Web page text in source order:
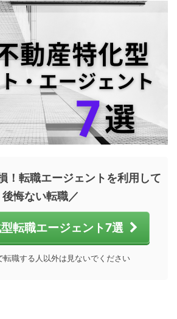
！転職エージェントを利用して
後悔ない転職／
転職エージェント7選
転職する人以外は見ないでください